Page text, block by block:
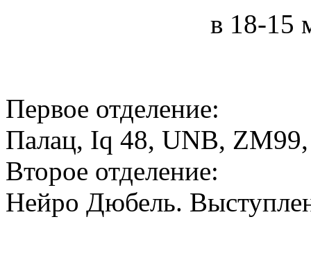
в 18-15
Первое отделение:
Палац, Iq 48, UNB,
Второе отделение:
Нейро Дюбель.